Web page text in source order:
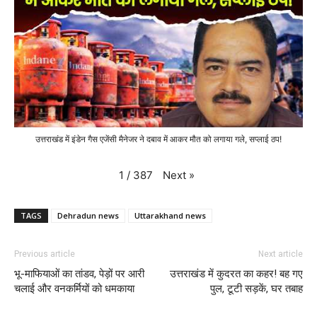
उत्तराखंड में इंडेन गैस एजेंसी मैनेजर ने दबाव में आकर मौत को लगाया गले, सप्लाई ठप!
1 / 387 Next »
TAGS Dehradun news Uttarakhand news
Previous article
भू-माफियाओं का तांडव, पेड़ों पर आरी
चलाई और वनकर्मियों को धमकाया
Next article
उत्तराखंड में कुदरत का कहर! बह गए
पुल, टूटी सड़कें, घर तबाह